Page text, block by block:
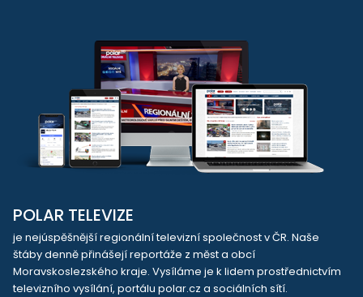
POLAR TELEVIZE
je nejúspěšnější regionální televizní společnost v ČR. Naše
štáby denně přinášejí reportáže z měst a obcí
Moravskoslezského kraje. Vysíláme je k lidem prostřednictvím
televizního vysílání, portálu polar.cz a sociálních sítí.